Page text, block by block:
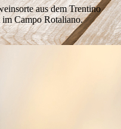
aus dem Trentino
Campo Rotaliano.